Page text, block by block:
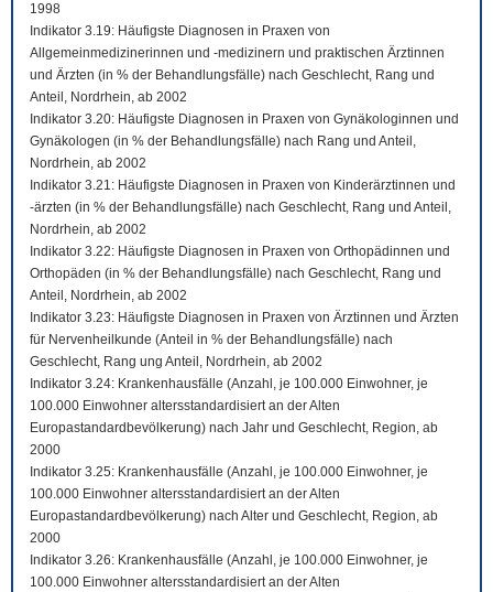
1998
Indikator 3.19: Häufigste Diagnosen in Praxen von
Allgemeinmedizinerinnen und -medizinern und praktischen Ärztinnen
und Ärzten (in % der Behandlungsfälle) nach Geschlecht, Rang und
Anteil, Nordrhein, ab 2002
Indikator 3.20: Häufigste Diagnosen in Praxen von Gynäkologinnen und
Gynäkologen (in % der Behandlungsfälle) nach Rang und Anteil,
Nordrhein, ab 2002
Indikator 3.21: Häufigste Diagnosen in Praxen von Kinderärztinnen und
-ärzten (in % der Behandlungsfälle) nach Geschlecht, Rang und Anteil,
Nordrhein, ab 2002
Indikator 3.22: Häufigste Diagnosen in Praxen von Orthopädinnen und
Orthopäden (in % der Behandlungsfälle) nach Geschlecht, Rang und
Anteil, Nordrhein, ab 2002
Indikator 3.23: Häufigste Diagnosen in Praxen von Ärztinnen und Ärzten
für Nervenheilkunde (Anteil in % der Behandlungsfälle) nach
Geschlecht, Rang ung Anteil, Nordrhein, ab 2002
Indikator 3.24: Krankenhausfälle (Anzahl, je 100.000 Einwohner, je
100.000 Einwohner altersstandardisiert an der Alten
Europastandardbevölkerung) nach Jahr und Geschlecht, Region, ab
2000
Indikator 3.25: Krankenhausfälle (Anzahl, je 100.000 Einwohner, je
100.000 Einwohner altersstandardisiert an der Alten
Europastandardbevölkerung) nach Alter und Geschlecht, Region, ab
2000
Indikator 3.26: Krankenhausfälle (Anzahl, je 100.000 Einwohner, je
100.000 Einwohner altersstandardisiert an der Alten